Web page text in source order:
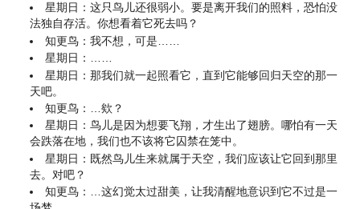
星期日：这只鸟儿还很弱小。要是离开我们的照料，恐怕没
法独自存活。你想看着它死去吗？
知更鸟：我不想，可是……
星期日：……
星期日：那我们就一起照看它，直到它能够回归天空的那一
天吧。
知更鸟：…欸？
星期日：鸟儿是因为想要飞翔，才生出了翅膀。哪怕有一天
会跌落在地，我们也不该将它囚禁在笼中。
星期日：既然鸟儿生来就属于天空，我们应该让它回到那里
去。对吧？
知更鸟：…这幻觉太过甜美，让我清醒地意识到它不过是一